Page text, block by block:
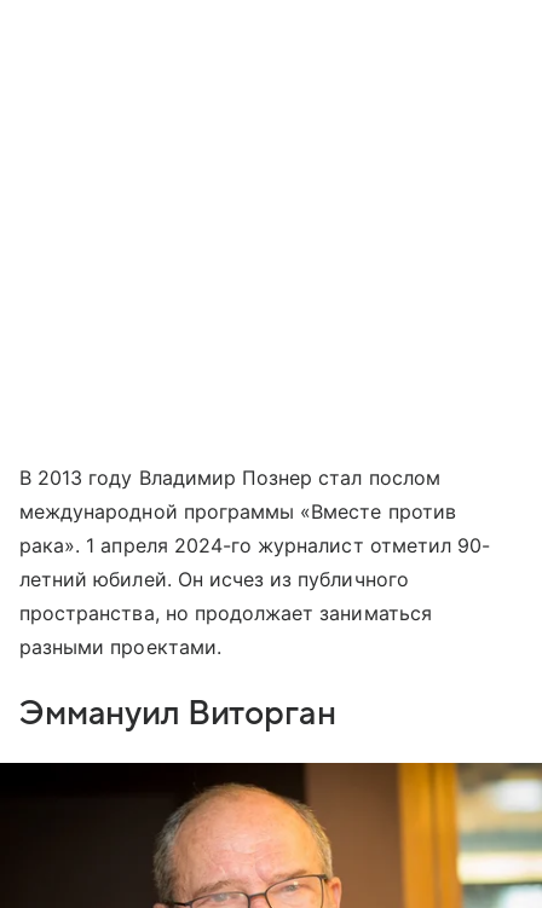
В 2013 году Владимир Познер стал послом
международной программы «Вместе против
рака». 1 апреля 2024-го журналист отметил 90-
летний юбилей. Он исчез из публичного
пространства, но продолжает заниматься
разными проектами.
Эммануил Виторган